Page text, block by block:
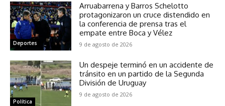
Deportes
Arruabarrena y Barros Schelotto
protagonizaron un cruce distendido en
la conferencia de prensa tras el
empate entre Boca y Vélez
9 de agosto de 2026
Política
Un despeje terminó en un accidente de
tránsito en un partido de la Segunda
División de Uruguay
9 de agosto de 2026